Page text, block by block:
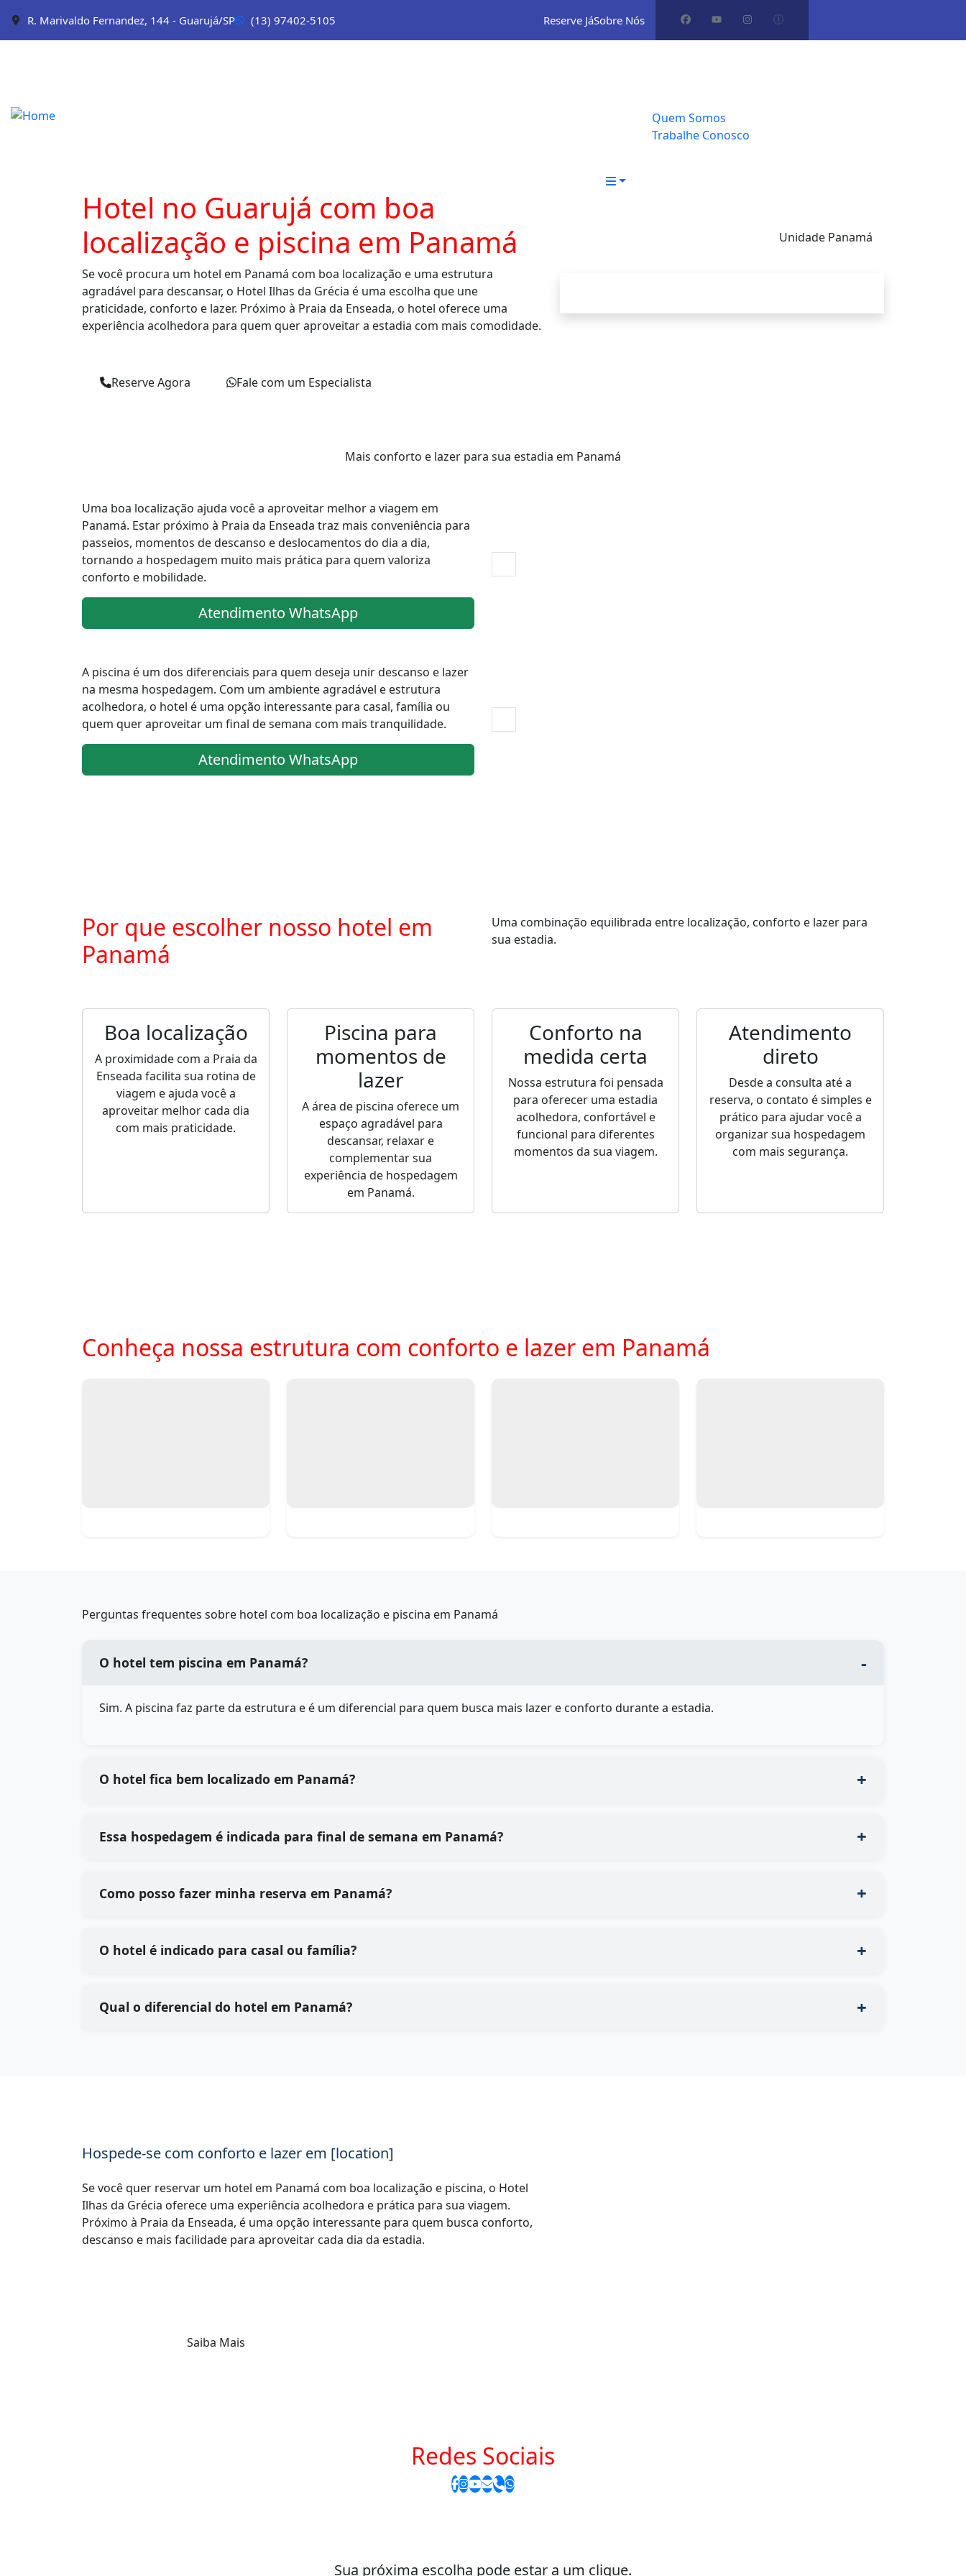
R. Marivaldo Fernandez, 144 - Guarujá/SP (13) 97402-5105 Reserve JáSobre Nós
Quem Somos
Trabalhe Conosco
Unidade Panamá
Hotel no Guarujá com boa
localização e piscina em Panamá
Se você procura um hotel em Panamá com boa localização e uma estrutura
agradável para descansar, o Hotel Ilhas da Grécia é uma escolha que une
praticidade, conforto e lazer. Próximo à Praia da Enseada, o hotel oferece uma
experiência acolhedora para quem quer aproveitar a estadia com mais comodidade.
Reserve Agora Fale com um Especialista
Mais conforto e lazer para sua estadia em Panamá
Uma boa localização ajuda você a aproveitar melhor a viagem em
Panamá. Estar próximo à Praia da Enseada traz mais conveniência para
passeios, momentos de descanso e deslocamentos do dia a dia,
tornando a hospedagem muito mais prática para quem valoriza
conforto e mobilidade.
Atendimento WhatsApp
A piscina é um dos diferenciais para quem deseja unir descanso e lazer
na mesma hospedagem. Com um ambiente agradável e estrutura
acolhedora, o hotel é uma opção interessante para casal, família ou
quem quer aproveitar um final de semana com mais tranquilidade.
Atendimento WhatsApp
Por que escolher nosso hotel em
Panamá
Uma combinação equilibrada entre localização, conforto e lazer para
sua estadia.
Boa localização
A proximidade com a Praia da
Enseada facilita sua rotina de
viagem e ajuda você a
aproveitar melhor cada dia
com mais praticidade.
Piscina para
momentos de
lazer
A área de piscina oferece um
espaço agradável para
descansar, relaxar e
complementar sua
experiência de hospedagem
em Panamá.
Conforto na
medida certa
Nossa estrutura foi pensada
para oferecer uma estadia
acolhedora, confortável e
funcional para diferentes
momentos da sua viagem.
Atendimento
direto
Desde a consulta até a
reserva, o contato é simples e
prático para ajudar você a
organizar sua hospedagem
com mais segurança.
Conheça nossa estrutura com conforto e lazer em Panamá
Perguntas frequentes sobre hotel com boa localização e piscina em Panamá
O hotel tem piscina em Panamá?
Sim. A piscina faz parte da estrutura e é um diferencial para quem busca mais lazer e conforto durante a estadia.
O hotel fica bem localizado em Panamá?
Essa hospedagem é indicada para final de semana em Panamá?
Como posso fazer minha reserva em Panamá?
O hotel é indicado para casal ou família?
Qual o diferencial do hotel em Panamá?
Hospede-se com conforto e lazer em [location]
Se você quer reservar um hotel em Panamá com boa localização e piscina, o Hotel
Ilhas da Grécia oferece uma experiência acolhedora e prática para sua viagem.
Próximo à Praia da Enseada, é uma opção interessante para quem busca conforto,
descanso e mais facilidade para aproveitar cada dia da estadia.
Saiba Mais
Redes Sociais
Sua próxima escolha pode estar a um clique.